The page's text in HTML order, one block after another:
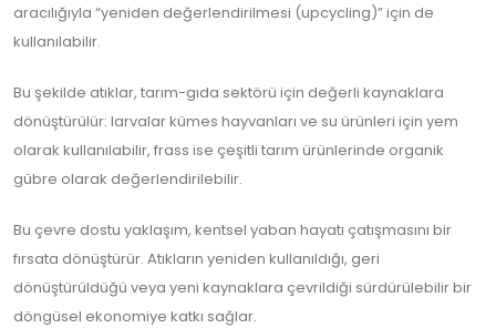
aracılığıyla “yeniden değerlendirilmesi (upcycling)” için de
kullanılabilir.
Bu şekilde atıklar, tarım-gıda sektörü için değerli kaynaklara
dönüştürülür: larvalar kümes hayvanları ve su ürünleri için yem
olarak kullanılabilir, frass ise çeşitli tarım ürünlerinde organik
gübre olarak değerlendirilebilir.
Bu çevre dostu yaklaşım, kentsel yaban hayatı çatışmasını bir
fırsata dönüştürür. Atıkların yeniden kullanıldığı, geri
dönüştürüldüğü veya yeni kaynaklara çevrildiği sürdürülebilir bir
döngüsel ekonomiye katkı sağlar.